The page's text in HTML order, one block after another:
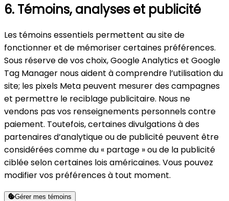
6. Témoins, analyses et publicité
Les témoins essentiels permettent au site de
fonctionner et de mémoriser certaines préférences.
Sous réserve de vos choix, Google Analytics et Google
Tag Manager nous aident à comprendre l’utilisation du
site; les pixels Meta peuvent mesurer des campagnes
et permettre le reciblage publicitaire. Nous ne
vendons pas vos renseignements personnels contre
paiement. Toutefois, certaines divulgations à des
partenaires d’analytique ou de publicité peuvent être
considérées comme du « partage » ou de la publicité
ciblée selon certaines lois américaines. Vous pouvez
modifier vos préférences à tout moment.
Gérer mes témoins